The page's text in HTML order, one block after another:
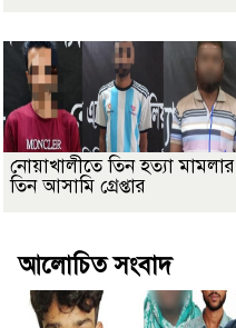
নোয়াখালীতে তিন হত্যা মামলার
তিন আসামি গ্রেপ্তার
আলোচিত সংবাদ